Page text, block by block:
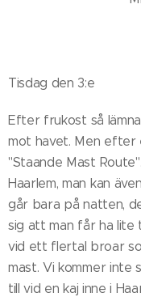
Tisdag den 3:e
Efter frukost så
mot havet. Men efter
"Staande Mast
Haarlem, man kan
går bara på natten,
sig att man får ha lite
vid ett flertal broar
mast. Vi kommer inte
till vid en kaj inne i